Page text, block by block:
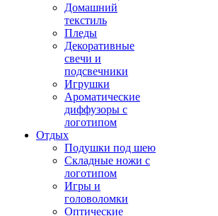
Домашний
текстиль
Пледы
Декоративные
свечи и
подсвечники
Игрушки
Ароматические
диффузоры с
логотипом
Отдых
Подушки под шею
Складные ножи с
логотипом
Игры и
головоломки
Оптические